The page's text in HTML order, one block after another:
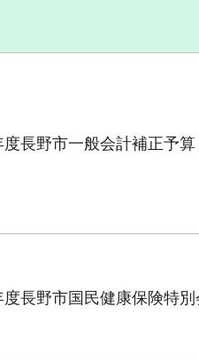
度長野市一般会計補正予算
度長野市国民健康保険特